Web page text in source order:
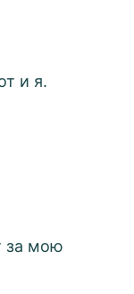
и я.
за мою